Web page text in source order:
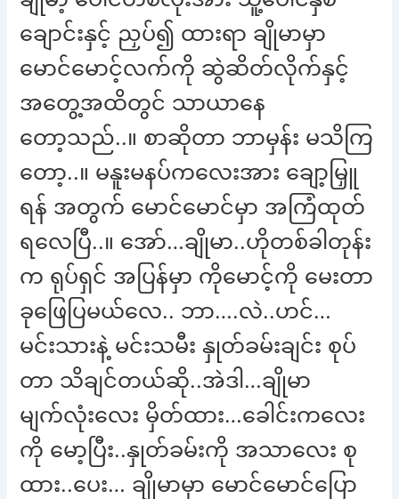
ချောင်းနှင့် ညှပ်၍ ထားရာ ချိုမာမှာ
မောင်မောင့်လက်ကို ဆွဲဆိတ်လိုက်နှင့်
အတွေ့အထိတွင် သာယာနေ
တော့သည်..။ စာဆိုတာ ဘာမှန်း မသိကြ
တော့..။ မနူးမနပ်ကလေးအား ချော့မြှူ
ရန် အတွက် မောင်မောင်မှာ အကြံထုတ်
ရလေပြီ..။ အော်…ချိုမာ..ဟိုတစ်ခါတုန်း
က ရုပ်ရှင် အပြန်မှာ ကိုမောင့်ကို မေးတာ
ခုဖြေပြမယ်လေ.. ဘာ….လဲ..ဟင်…
မင်းသားနဲ့ မင်းသမီး နှုတ်ခမ်းချင်း စုပ်
တာ သိချင်တယ်ဆို..အဲဒါ…ချိုမာ
မျက်လုံးလေး မှိတ်ထား…ခေါင်းကလေး
ကို မော့ပြီး..နှုတ်ခမ်းကို အသာလေး စု
ထား..ပေး… ချိုမာမှာ မောင်မောင်ပြော